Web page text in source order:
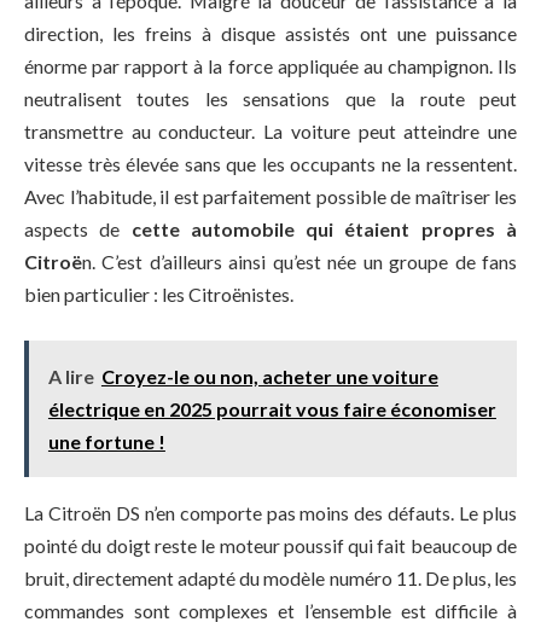
direction, les freins à disque assistés ont une puissance
énorme par rapport à la force appliquée au champignon. Ils
neutralisent toutes les sensations que la route peut
transmettre au conducteur. La voiture peut atteindre une
vitesse très élevée sans que les occupants ne la ressentent.
Avec l’habitude, il est parfaitement possible de maîtriser les
aspects de cette automobile qui étaient propres à
Citroën. C’est d’ailleurs ainsi qu’est née un groupe de fans
bien particulier : les Citroënistes.
A lire Croyez-le ou non, acheter une voiture
électrique en 2025 pourrait vous faire économiser
une fortune !
La Citroën DS n’en comporte pas moins des défauts. Le plus
pointé du doigt reste le moteur poussif qui fait beaucoup de
bruit, directement adapté du modèle numéro 11. De plus, les
commandes sont complexes et l’ensemble est difficile à